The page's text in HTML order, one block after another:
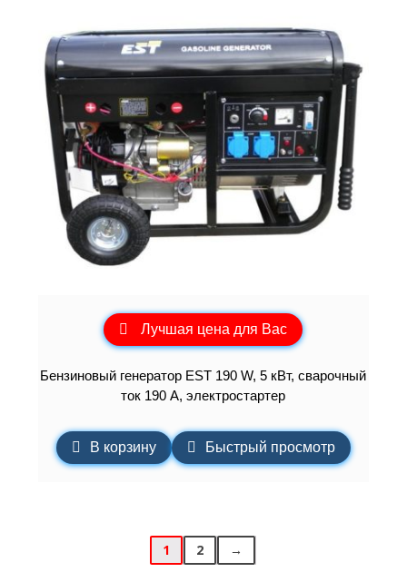
Лучшая цена для Вас
Бензиновый генератор EST 190 W, 5 кВт, сварочный
ток 190 А, электростартер
В корзину Быстрый просмотр
1 2 →